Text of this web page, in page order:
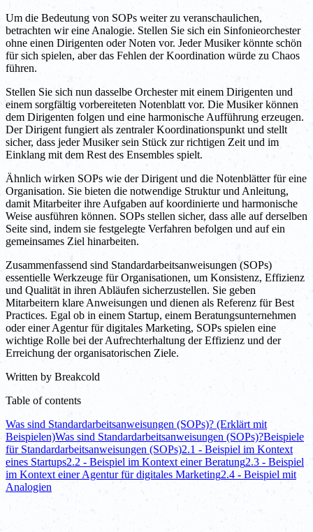
Um die Bedeutung von SOPs weiter zu veranschaulichen,
betrachten wir eine Analogie. Stellen Sie sich ein Sinfonieorchester
ohne einen Dirigenten oder Noten vor. Jeder Musiker könnte schön
für sich spielen, aber das Fehlen der Koordination würde zu Chaos
führen.
Stellen Sie sich nun dasselbe Orchester mit einem Dirigenten und
einem sorgfältig vorbereiteten Notenblatt vor. Die Musiker können
dem Dirigenten folgen und eine harmonische Aufführung erzeugen.
Der Dirigent fungiert als zentraler Koordinationspunkt und stellt
sicher, dass jeder Musiker sein Stück zur richtigen Zeit und im
Einklang mit dem Rest des Ensembles spielt.
Ähnlich wirken SOPs wie der Dirigent und die Notenblätter für eine
Organisation. Sie bieten die notwendige Struktur und Anleitung,
damit Mitarbeiter ihre Aufgaben auf koordinierte und harmonische
Weise ausführen können. SOPs stellen sicher, dass alle auf derselben
Seite sind, indem sie festgelegte Verfahren befolgen und auf ein
gemeinsames Ziel hinarbeiten.
Zusammenfassend sind Standardarbeitsanweisungen (SOPs)
essentielle Werkzeuge für Organisationen, um Konsistenz, Effizienz
und Qualität in ihren Abläufen sicherzustellen. Sie geben
Mitarbeitern klare Anweisungen und dienen als Referenz für Best
Practices. Egal ob in einem Startup, einem Beratungsunternehmen
oder einer Agentur für digitales Marketing, SOPs spielen eine
wichtige Rolle bei der Aufrechterhaltung der Effizienz und der
Erreichung der organisatorischen Ziele.
Written by Breakcold
Table of contents
Was sind Standardarbeitsanweisungen (SOPs)? (Erklärt mit
Beispielen)Was sind Standardarbeitsanweisungen (SOPs)?Beispiele
für Standardarbeitsanweisungen (SOPs)2.1 - Beispiel im Kontext
eines Startups2.2 - Beispiel im Kontext einer Beratung2.3 - Beispiel
im Kontext einer Agentur für digitales Marketing2.4 - Beispiel mit
Analogien